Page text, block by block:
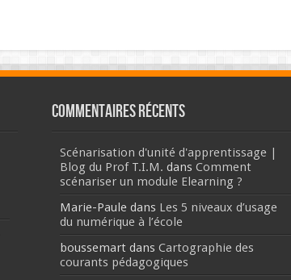
Commentaires récents
Scénarisation d'unité d'apprentissage |
Blog du Prof T.I.M. dans Comment
scénariser un module Elearning ?
Marie-Pauledans Les 5 niveaux d’usage
du numérique à l’école
boussemartdans Cartographie des
courants pédagogiques